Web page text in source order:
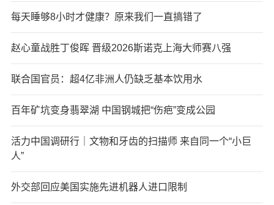
每天睡够8小时才健康？原来我们一直搞错了
赵心童战胜丁俊晖 晋级2026斯诺克上海大师赛八强
联合国官员：超4亿非洲人仍缺乏基本饮用水
百年矿坑变身翡翠湖 中国钢城把“伤疤”变成公园
活力中国调研行｜文物和牙齿的扫描师 来自同一个“小巨
人”
外交部回应美国实施先进机器人进口限制